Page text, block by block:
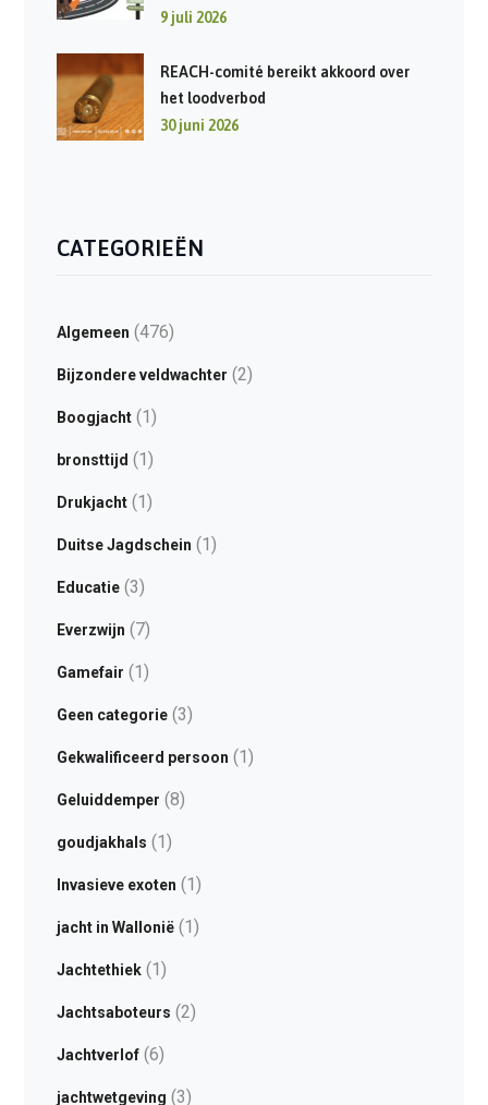
9 juli 2026
REACH-comité bereikt akkoord over
het loodverbod
30 juni 2026
CATEGORIEËN
Algemeen (476)
Bijzondere veldwachter (2)
Boogjacht(1)
bronsttijd (1)
Drukjacht(1)
Duitse Jagdschein (1)
Educatie(3)
Everzwijn (7)
Gamefair (1)
Geen categorie(3)
Gekwalificeerd persoon (1)
Geluiddemper (8)
goudjakhals (1)
Invasieve exoten (1)
jacht in Wallonië(1)
Jachtethiek(1)
Jachtsaboteurs (2)
Jachtverlof(6)
jachtwetgeving (3)